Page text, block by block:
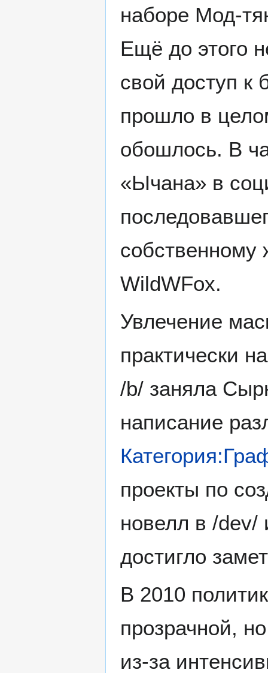
наборе Мод-
Ещё до этого
свой доступ к
прошло в
обошлось. В
«Ычана» в
собственному
WildWFox.
Увлечение
практически
/b/ заняла
написание
проекты по
новелл в /dev/
достигло
В 2010
прозрачной,
из-за